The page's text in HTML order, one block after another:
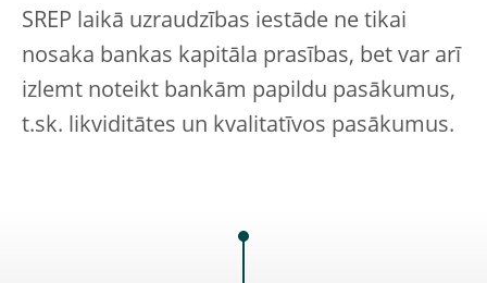
SREP laikā uzraudzības iestāde ne tikai
nosaka bankas kapitāla prasības, bet var arī
izlemt noteikt bankām papildu pasākumus,
t.sk. likviditātes un kvalitatīvos pasākumus.